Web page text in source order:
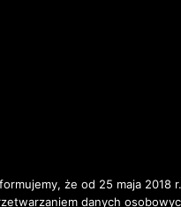
że od 25 maja 2018
danych